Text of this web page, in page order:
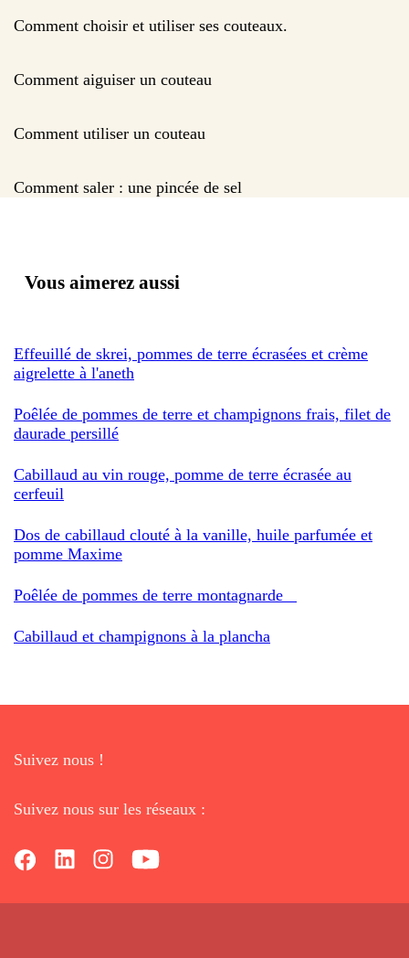
Comment choisir et utiliser ses couteaux.
Comment aiguiser un couteau
Comment utiliser un couteau
Comment saler : une pincée de sel
Vous aimerez aussi
Effeuillé de skrei, pommes de terre écrasées et crème
aigrelette à l'aneth
Poêlée de pommes de terre et champignons frais, filet de
daurade persillé
Cabillaud au vin rouge, pomme de terre écrasée au
cerfeuil
Dos de cabillaud clouté à la vanille, huile parfumée et
pomme Maxime
Poêlée de pommes de terre montagnarde
Cabillaud et champignons à la plancha
Suivez nous !
Suivez nous sur les réseaux :